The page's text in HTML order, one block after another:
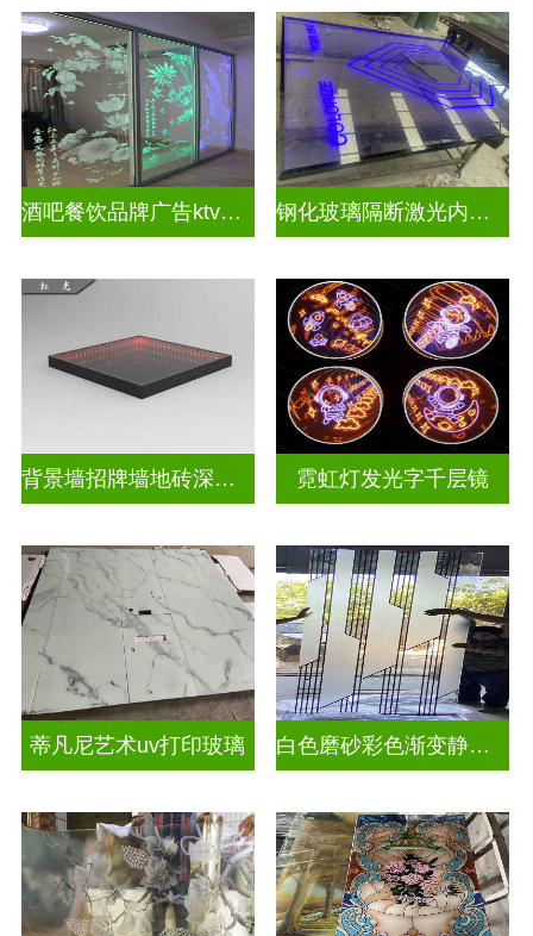
酒吧餐饮品牌广告ktv激光内雕发光艺术玻璃 钢化玻璃隔断激光内雕护栏玻璃
背景墙招牌墙地砖深渊镜 霓虹灯发光字千层镜
蒂凡尼艺术uv打印玻璃 白色磨砂彩色渐变静电玻璃UV打印加工